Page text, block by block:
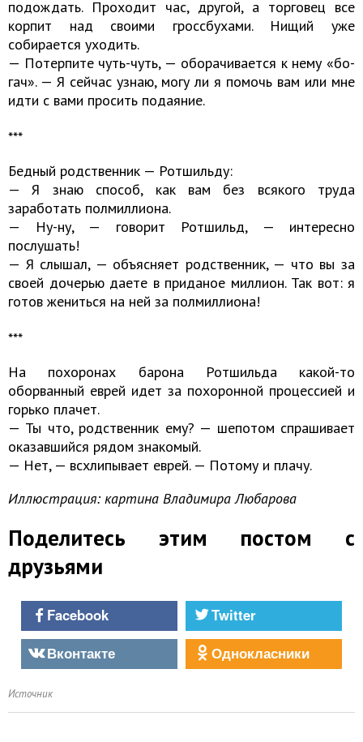
подождать. Проходит час, другой, а торговец все
корпит над своими гроссбухами. Нищий уже
собирается уходить.
— Потерпите чуть-чуть, — оборачивается к нему «бо­
гач». — Я сейчас узнаю, могу ли я помочь вам или мне
ид­ти с вами просить подаяние.
***
Бедный родственник — Ротшильду:
— Я знаю способ, как вам без всякого труда
заработать полмиллиона.
— Ну-ну, — говорит Ротшильд, — интересно
послушать!
— Я слышал, — объясняет родственник, — что вы за
своей дочерью даете в приданое миллион. Так вот: я
готов жениться на ней за полмиллиона!
***
На похоронах барона Ротшильда какой-то
оборванный еврей идет за похоронной процессией и
горько плачет.
— Ты что, родственник ему? — шепотом спрашивает
оказавшийся рядом знакомый.
— Нет, — всхлипывает еврей. — Потому и плачу.
Иллюстрация: картина Владимира Любарова
Поделитесь этим постом с
друзьями
Facebook
Twitter
Вконтакте
Однокласники
Источник